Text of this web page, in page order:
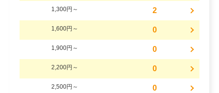
1,300円～ 2
1,600円～ 0
1,900円～ 0
2,200円～ 0
2,500円～ 0